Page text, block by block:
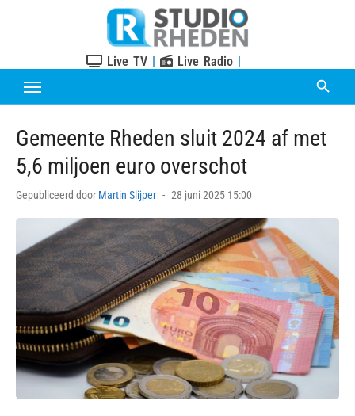
Live TV | Live Radio |
Gemeente Rheden sluit 2024 af met
5,6 miljoen euro overschot
Gepubliceerd door Martin Slijper
Posted
28 juni 2025 15:00